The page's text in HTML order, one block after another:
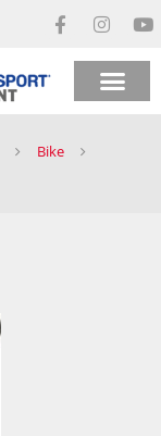
Bike